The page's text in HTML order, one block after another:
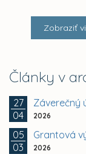
Zobraziť
Články v
27
04
Záverečný
2026
05
03
Grantová
2026